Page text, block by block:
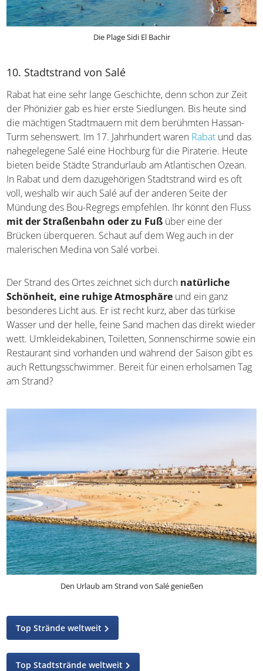
Die Plage Sidi El Bachir
10. Stadtstrand von Salé
Rabat hat eine sehr lange Geschichte, denn schon zur Zeit
der Phönizier gab es hier erste Siedlungen. Bis heute sind
die mächtigen Stadtmauern mit dem berühmten Hassan-
Turm sehenswert. Im 17. Jahrhundert waren Rabat und das
nahegelegene Salé eine Hochburg für die Piraterie. Heute
bieten beide Städte Strandurlaub am Atlantischen Ozean.
In Rabat und dem dazugehörigen Stadtstrand wird es oft
voll, weshalb wir auch Salé auf der anderen Seite der
Mündung des Bou-Regregs empfehlen. Ihr könnt den Fluss
mit der Straßenbahn oder zu Fuß über eine der
Brücken überqueren. Schaut auf dem Weg auch in der
malerischen Medina von Salé vorbei.
Der Strand des Ortes zeichnet sich durch natürliche
Schönheit, eine ruhige Atmosphäre und ein ganz
besonderes Licht aus. Er ist recht kurz, aber das türkise
Wasser und der helle, feine Sand machen das direkt wieder
wett. Umkleidekabinen, Toiletten, Sonnenschirme sowie ein
Restaurant sind vorhanden und während der Saison gibt es
auch Rettungsschwimmer. Bereit für einen erholsamen Tag
am Strand?
Den Urlaub am Strand von Salé genießen
Top Strände weltweit
Top Stadtstrände weltweit